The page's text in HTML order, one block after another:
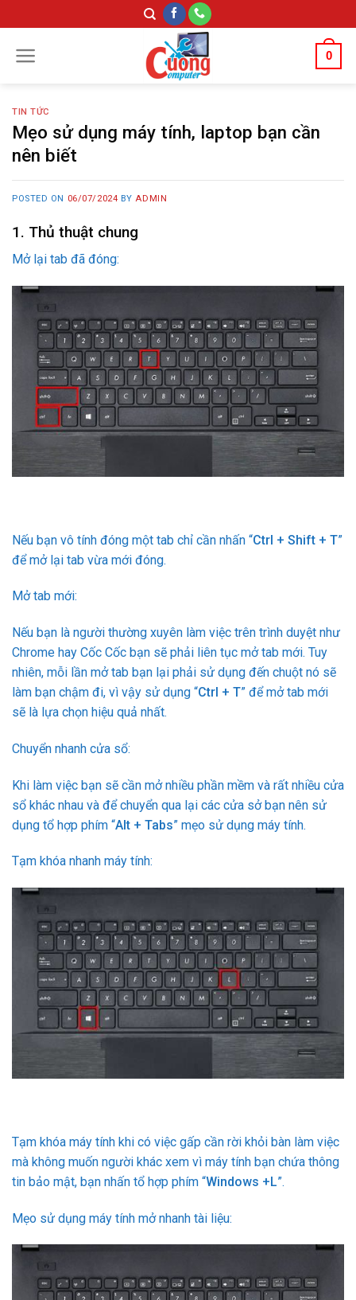
to
content
0
TIN TỨC
Mẹo sử dụng máy tính, laptop bạn cần
nên biết
POSTED ON 06/07/2024 BY ADMIN
1. Thủ thuật chung
Mở lại tab đã đóng:
Nếu bạn vô tính đóng một tab chỉ cần nhấn “Ctrl + Shift + T”
để mở lại tab vừa mới đóng.
Mở tab mới:
Nếu bạn là người thường xuyên làm việc trên trình duyệt như
Chrome hay Cốc Cốc bạn sẽ phải liên tục mở tab mới. Tuy
nhiên, mỗi lần mở tab bạn lại phải sử dụng đến chuột nó sẽ
làm bạn chậm đi, vì vậy sử dụng “Ctrl + T” để mở tab mới
sẽ là lựa chọn hiệu quả nhất.
Chuyển nhanh cửa sổ:
Khi làm việc bạn sẽ cần mở nhiều phần mềm và rất nhiều cửa
sổ khác nhau và để chuyển qua lại các cửa sở bạn nên sử
dụng tổ hợp phím “Alt + Tabs” mẹo sử dụng máy tính.
Tạm khóa nhanh máy tính:
Tạm khóa máy tính khi có việc gấp cần rời khỏi bàn làm việc
mà không muốn người khác xem vì máy tính bạn chứa thông
tin bảo mật, bạn nhấn tổ hợp phím “Windows +L”.
Mẹo sử dụng máy tính mở nhanh tài liệu: